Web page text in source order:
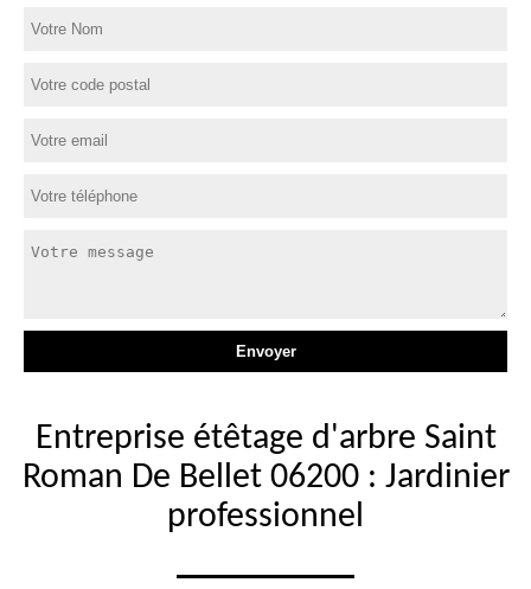
Entreprise étêtage d'arbre Saint
Roman De Bellet 06200 : Jardinier
professionnel